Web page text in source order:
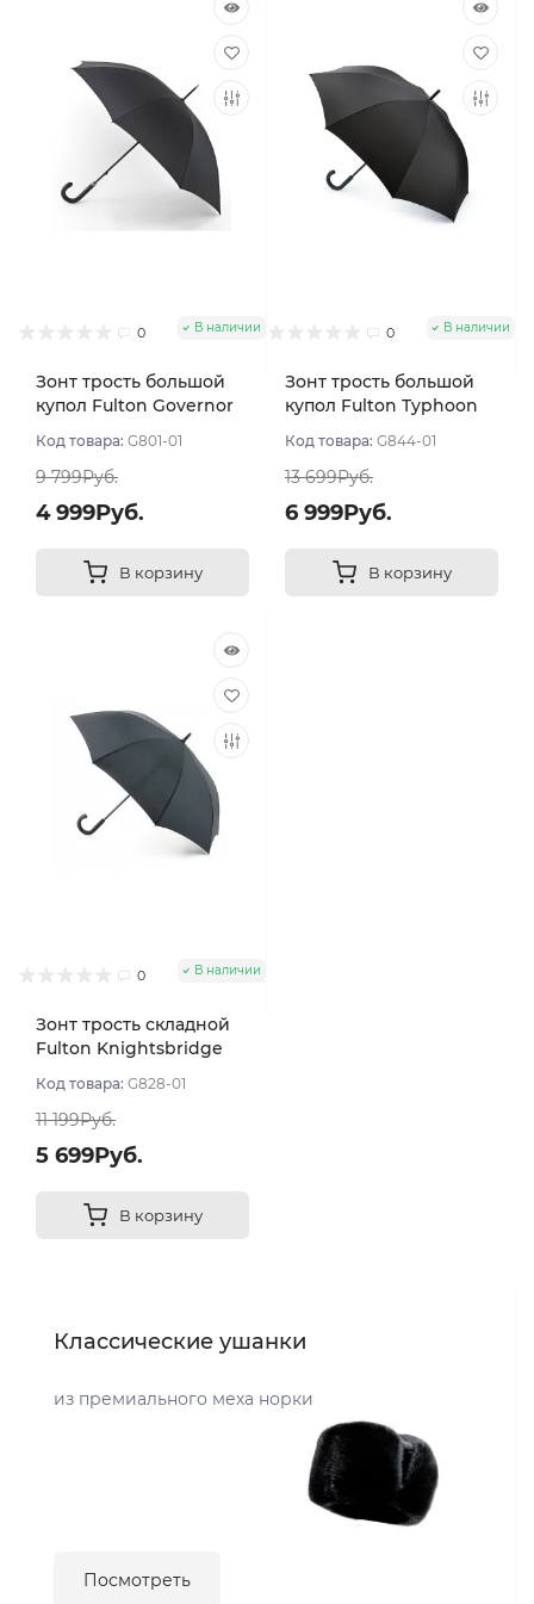
0 В наличии
Зонт трость большой
купол Fulton Governor
Код товара: G801-01
9 799Руб.
4 999Руб.
В корзину
0 В наличии
Зонт трость большой
купол Fulton Typhoon
Код товара: G844-01
13 699Руб.
6 999Руб.
В корзину
0 В наличии
Зонт трость складной
Fulton Knightsbridge
Код товара: G828-01
11 199Руб.
5 699Руб.
В корзину
Классические ушанки
из премиального меха норки
Посмотреть